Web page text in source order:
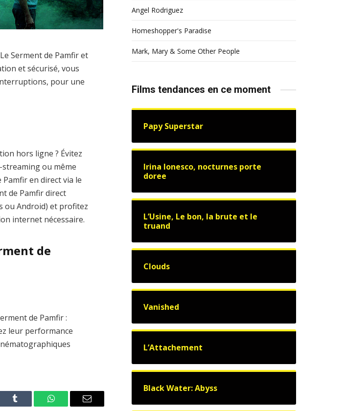
Serment de Pamfir et
et sécurisé, vous
pour une
hors ligne ? Évitez
ou même
en direct via le
de Pamfir direct
ou Android) et profitez
internet nécessaire.
de
de Pamfir :
leur performance
Tumblr WhatsAppEmail
Angel Rodriguez
Homeshopper's Paradise
Mark, Mary & Some Other People
Films tendances en ce moment
Papy Superstar
Irina Ionesco, nocturnes porte
doree
L’Usine, Le bon, la brute et le
truand
Clouds
Vanished
L’Attachement
Black Water: Abyss